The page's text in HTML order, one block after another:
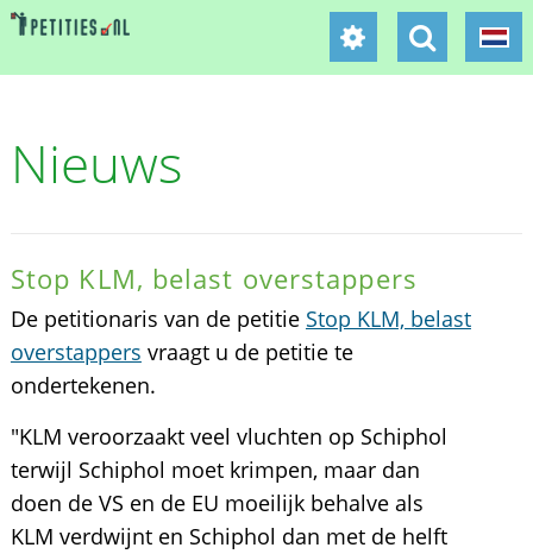
Nieuws
Stop KLM, belast overstappers
De petitionaris van de petitie Stop KLM, belast
overstappers vraagt u de petitie te
ondertekenen.
"KLM veroorzaakt veel vluchten op Schiphol
terwijl Schiphol moet krimpen, maar dan
doen de VS en de EU moeilijk behalve als
KLM verdwijnt en Schiphol dan met de helft